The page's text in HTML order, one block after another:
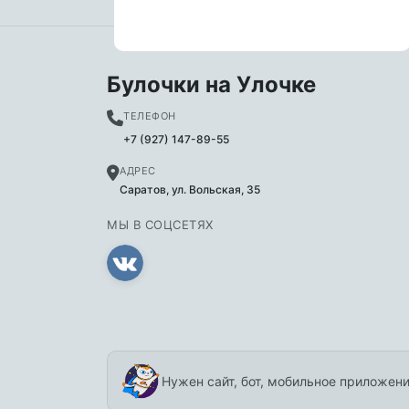
Булочки на Улочке
ТЕЛЕФОН
+7 (927) 147-89-55
АДРЕС
Саратов, ул. Вольская, 35
МЫ В СОЦСЕТЯХ
Нужен сайт, бот, мобильное